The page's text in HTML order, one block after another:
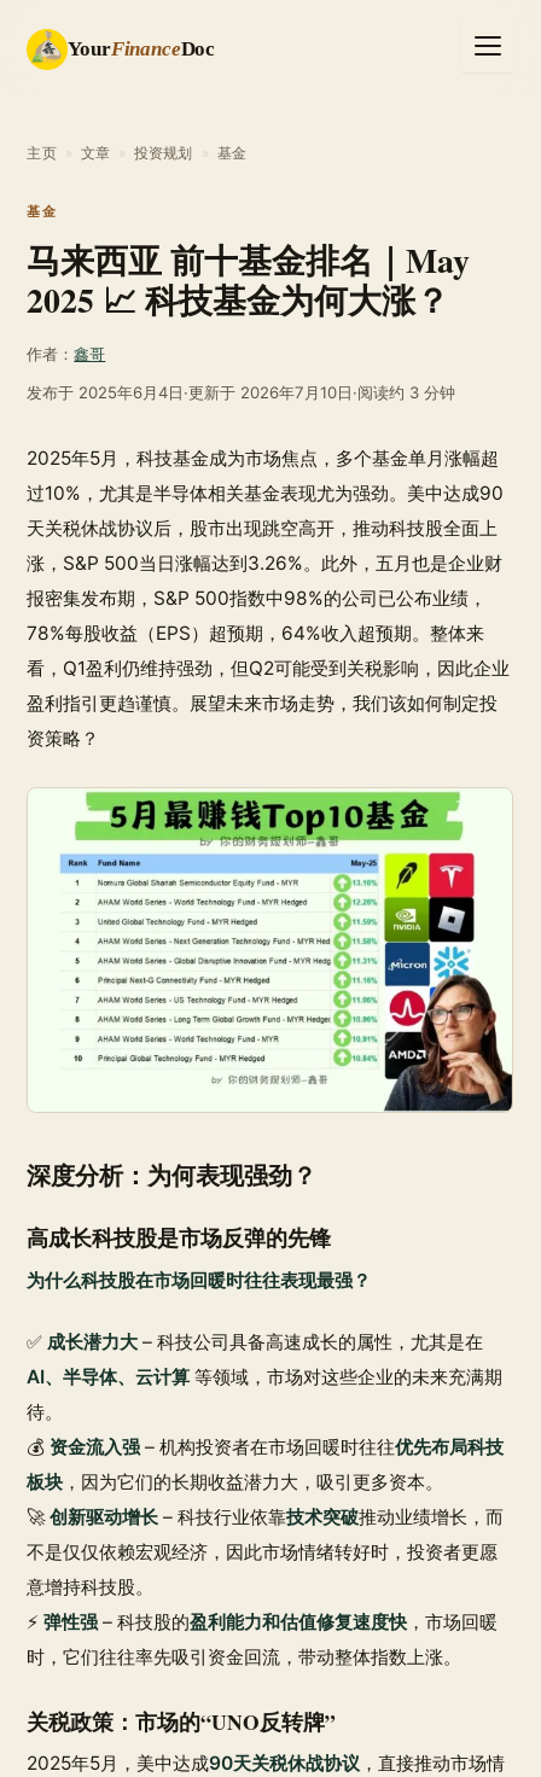
YourFinanceDoc
主页 » 文章 » 投资规划 » 基金
基金
马来西亚 前十基金排名｜May
2025 📈 科技基金为何大涨？
作者：鑫哥
发布于 2025年6月4日·更新于 2026年7月10日·阅读约 3 分钟
2025年5月，科技基金成为市场焦点，多个基金单月涨幅超
过10%，尤其是半导体相关基金表现尤为强劲。美中达成90
天关税休战协议后，股市出现跳空高开，推动科技股全面上
涨，S&P 500当日涨幅达到3.26%。此外，五月也是企业财
报密集发布期，S&P 500指数中98%的公司已公布业绩，
78%每股收益（EPS）超预期，64%收入超预期。整体来
看，Q1盈利仍维持强劲，但Q2可能受到关税影响，因此企业
盈利指引更趋谨慎。展望未来市场走势，我们该如何制定投
资策略？
深度分析：为何表现强劲？
高成长科技股是市场反弹的先锋
为什么科技股在市场回暖时往往表现最强？
✅ 成长潜力大 – 科技公司具备高速成长的属性，尤其是在
AI、半导体、云计算 等领域，市场对这些企业的未来充满期
待。
💰 资金流入强 – 机构投资者在市场回暖时往往优先布局科技
板块 ，因为它们的长期收益潜力大，吸引更多资本。
🚀创新驱动增长 – 科技行业依靠技术突破推动业绩增长，而
不是仅仅依赖宏观经济，因此市场情绪转好时，投资者更愿
意增持科技股。
⚡弹性强 – 科技股的盈利能力和估值修复速度快 ，市场回暖
时，它们往往率先吸引资金回流，带动整体指数上涨。
关税政策：市场的“UNO反转牌”
2025年5月，美中达成90天关税休战协议 ，直接推动市场情